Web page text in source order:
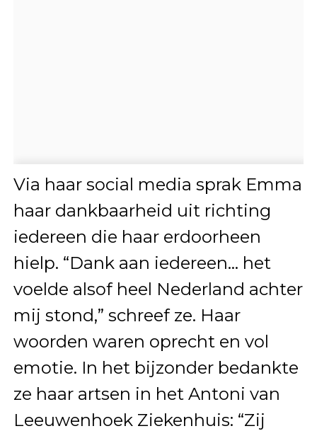
Via haar social media sprak Emma
haar dankbaarheid uit richting
iedereen die haar erdoorheen
hielp. “Dank aan iedereen… het
voelde alsof heel Nederland achter
mij stond,” schreef ze. Haar
woorden waren oprecht en vol
emotie. In het bijzonder bedankte
ze haar artsen in het Antoni van
Leeuwenhoek Ziekenhuis: “Zij